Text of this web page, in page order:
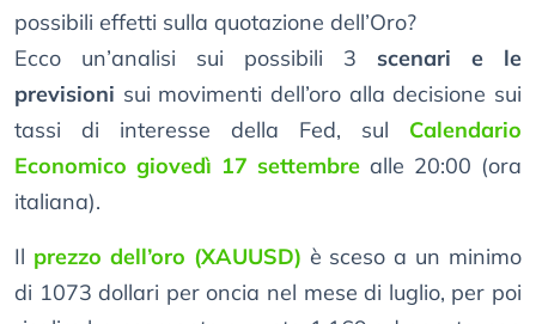
possibili effetti sulla quotazione dell’Oro?
Ecco un’analisi sui possibili 3 scenari e le
previsioni sui movimenti dell’oro alla decisione sui
tassi di interesse della Fed, sul Calendario
Economico giovedì 17 settembre alle 20:00 (ora
italiana).
Il prezzo dell’oro (XAUUSD) è sceso a un minimo
di 1073 dollari per oncia nel mese di luglio, per poi